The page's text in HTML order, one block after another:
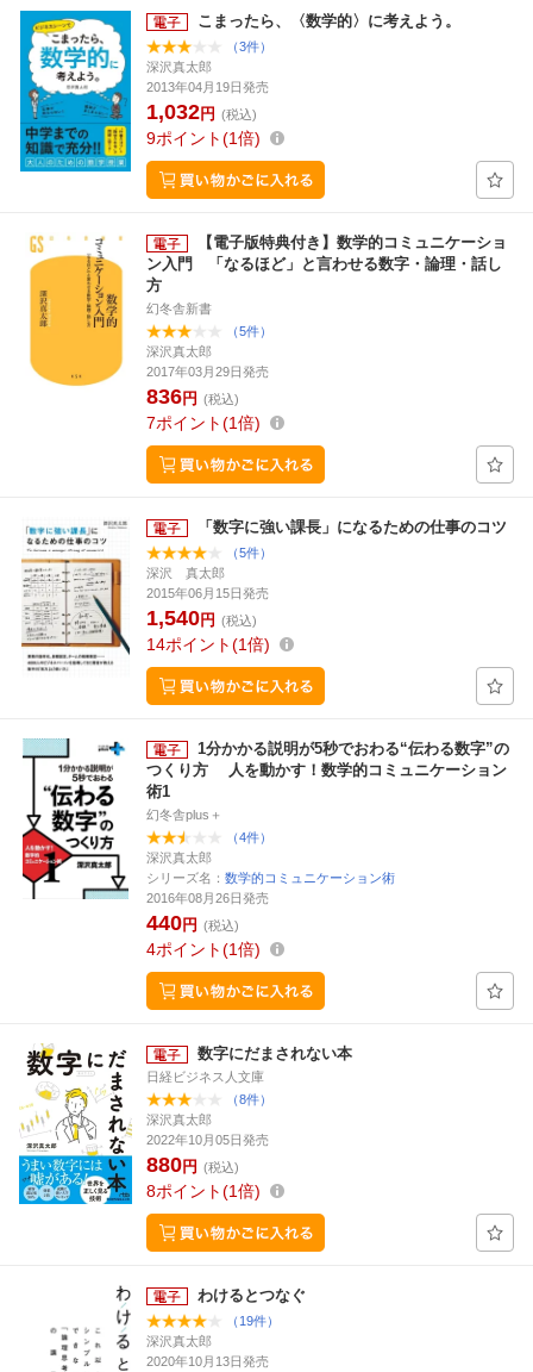
こまったら、〈数学的〉に考えよう。
（3件）
深沢真太郎
2013年04月19日発売
1,032円 (税込)
9ポイント 1倍
【電子版特典付き】数学的コミュニケーショ
ン入門 「なるほど」と言わせる数字・論理・話し
方
幻冬舎新書
（5件）
深沢真太郎
2017年03月29日発売
836円 (税込)
7ポイント 1倍
「数字に強い課長」になるための仕事のコツ
（5件）
深沢 真太郎
2015年06月15日発売
1,540円 (税込)
14ポイント 1倍
1分かかる説明が5秒でおわる“伝わる数字”の
つくり方 人を動かす！数学的コミュニケーション
術1
幻冬舎plus＋
（4件）
深沢真太郎
シリーズ名： 数学的コミュニケーション術
2016年08月26日発売
440円 (税込)
4ポイント 1倍
数字にだまされない本
日経ビジネス人文庫
（8件）
深沢真太郎
2022年10月05日発売
880円 (税込)
8ポイント 1倍
わけるとつなぐ
（19件）
深沢真太郎
2020年10月13日発売